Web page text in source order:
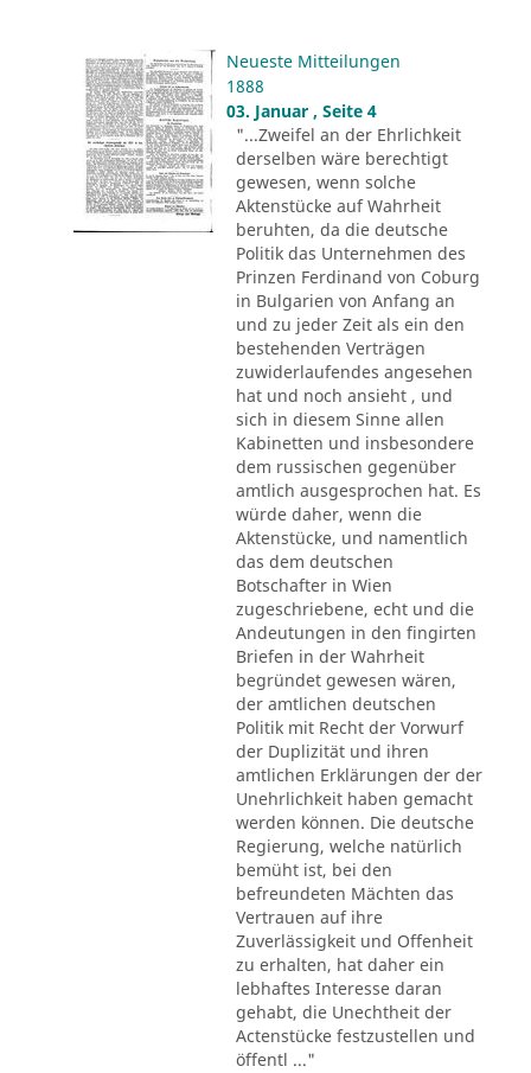
Neueste Mitteilungen
1888
03. Januar , Seite 4
"...Zweifel an der Ehrlichkeit
derselben wäre berechtigt
gewesen, wenn solche
Aktenstücke auf Wahrheit
beruhten, da die deutsche
Politik das Unternehmen des
Prinzen Ferdinand von Coburg
in Bulgarien von Anfang an
und zu jeder Zeit als ein den
bestehenden Verträgen
zuwiderlaufendes angesehen
hat und noch ansieht , und
sich in diesem Sinne allen
Kabinetten und insbesondere
dem russischen gegenüber
amtlich ausgesprochen hat. Es
würde daher, wenn die
Aktenstücke, und namentlich
das dem deutschen
Botschafter in Wien
zugeschriebene, echt und die
Andeutungen in den fingirten
Briefen in der Wahrheit
begründet gewesen wären,
der amtlichen deutschen
Politik mit Recht der Vorwurf
der Duplizität und ihren
amtlichen Erklärungen der der
Unehrlichkeit haben gemacht
werden können. Die deutsche
Regierung, welche natürlich
bemüht ist, bei den
befreundeten Mächten das
Vertrauen auf ihre
Zuverlässigkeit und Offenheit
zu erhalten, hat daher ein
lebhaftes Interesse daran
gehabt, die Unechtheit der
Actenstücke festzustellen und
öffentl ..."